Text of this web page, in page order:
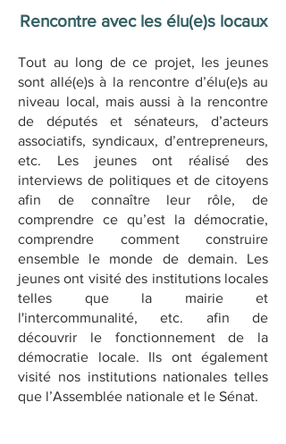
Rencontre avec les élu(e)s locaux
Tout au long de ce projet, les jeunes
sont allé(e)s à la rencontre d’élu(e)s au
niveau local, mais aussi à la rencontre
de députés et sénateurs, d’acteurs
associatifs, syndicaux, d’entrepreneurs,
etc. Les jeunes ont réalisé des
interviews de politiques et de citoyens
afin de connaître leur rôle, de
comprendre ce qu’est la démocratie,
comprendre comment construire
ensemble le monde de demain. Les
jeunes ont visité des institutions locales
telles que la mairie et
l'intercommunalité, etc. afin de
découvrir le fonctionnement de la
démocratie locale. Ils ont également
visité nos institutions nationales telles
que l’Assemblée nationale et le Sénat.